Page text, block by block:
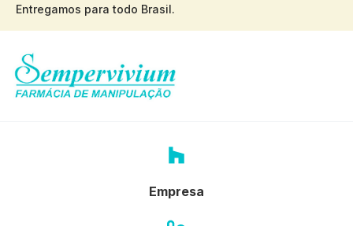
Entregamos para todo Brasil.
Empresa